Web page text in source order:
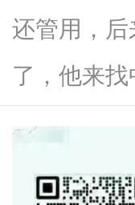
还管用，
了，他来